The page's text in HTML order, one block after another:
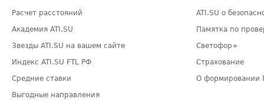
Расчет расстояний
Академия ATI.SU
Звезды ATI.SU на вашем сайте
Индекс ATI.SU FTL РФ
Средние ставки
Выгодные направления
ATI.SU о
Памятка по
Светофор+
Страхование
О формировании